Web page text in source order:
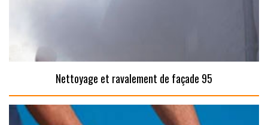
Nettoyage et ravalement de façade 95